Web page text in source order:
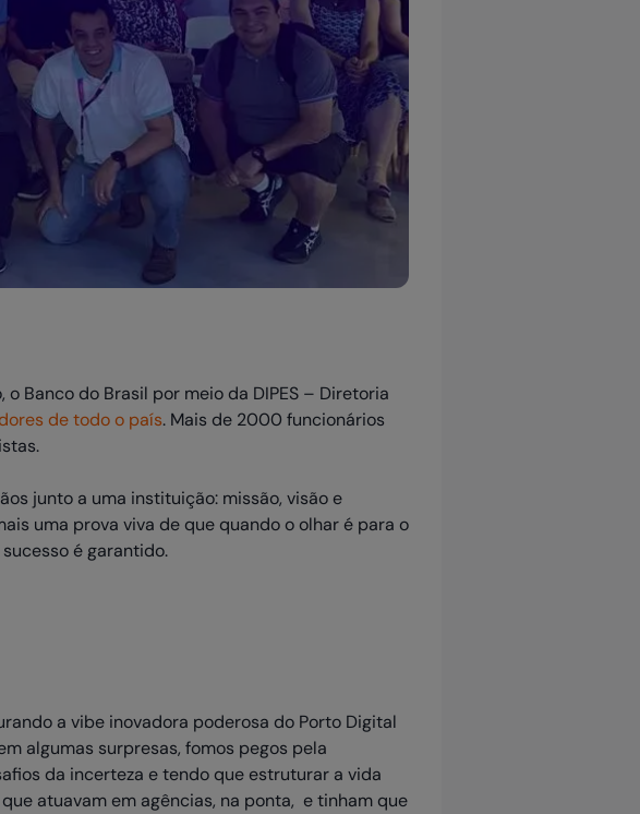
Banco do Brasil por meio da DIPES – Diretoria
de todo o país. Mais de 2000 funcionários
junto a uma instituição: missão, visão e
uma prova viva de que quando o olhar é para o
é garantido.
a vibe inovadora poderosa do Porto Digital
algumas surpresas, fomos pegos pela
da incerteza e tendo que estruturar a vida
atuavam em agências, na ponta, e tinham que